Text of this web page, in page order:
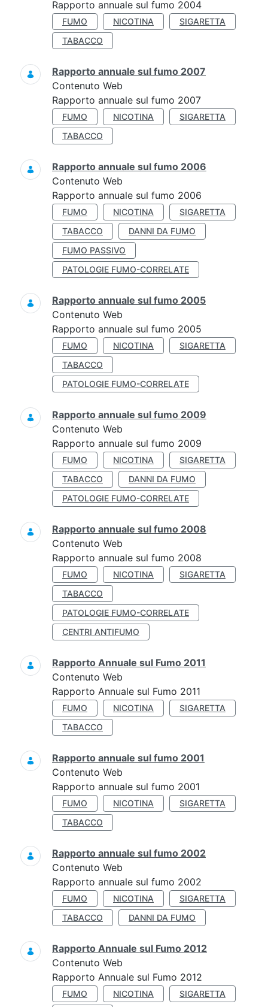
Rapporto annuale sul fumo 2004
FUMO NICOTINA
SIGARETTA
TABACCO
Rapporto annuale sul fumo 2007
Contenuto Web
Rapporto annuale sul fumo 2007
FUMO NICOTINA
SIGARETTA
TABACCO
Rapporto annuale sul fumo 2006
Contenuto Web
Rapporto annuale sul fumo 2006
FUMO NICOTINA
SIGARETTA
TABACCO
DANNI DA FUMO
FUMO PASSIVO
PATOLOGIE FUMO-CORRELATE
Rapporto annuale sul fumo 2005
Contenuto Web
Rapporto annuale sul fumo 2005
FUMO NICOTINA
SIGARETTA
TABACCO
PATOLOGIE FUMO-CORRELATE
Rapporto annuale sul fumo 2009
Contenuto Web
Rapporto annuale sul fumo 2009
FUMO NICOTINA
SIGARETTA
TABACCO
DANNI DA FUMO
PATOLOGIE FUMO-CORRELATE
Rapporto annuale sul fumo 2008
Contenuto Web
Rapporto annuale sul fumo 2008
FUMO NICOTINA
SIGARETTA
TABACCO
PATOLOGIE FUMO-CORRELATE
CENTRI ANTIFUMO
Rapporto Annuale sul Fumo 2011
Contenuto Web
Rapporto Annuale sul Fumo 2011
FUMO NICOTINA
SIGARETTA
TABACCO
Rapporto annuale sul fumo 2001
Contenuto Web
Rapporto annuale sul fumo 2001
FUMO NICOTINA
SIGARETTA
TABACCO
Rapporto annuale sul fumo 2002
Contenuto Web
Rapporto annuale sul fumo 2002
FUMO NICOTINA
SIGARETTA
TABACCO
DANNI DA FUMO
Rapporto Annuale sul Fumo 2012
Contenuto Web
Rapporto Annuale sul Fumo 2012
FUMO NICOTINA
SIGARETTA